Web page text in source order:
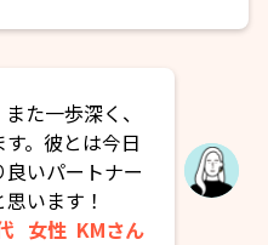
た一歩深く、
。彼とは今日
いパートナー
います！
女性 KMさん